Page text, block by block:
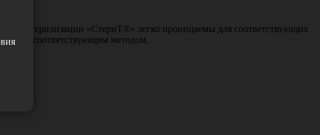
стерилизации «СтериТ®» легко проницаемы для соответствующих
соответствующим методом.